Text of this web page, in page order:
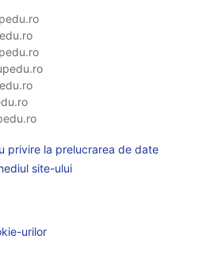
privire la prelucrarea de date
site-ului
urilor